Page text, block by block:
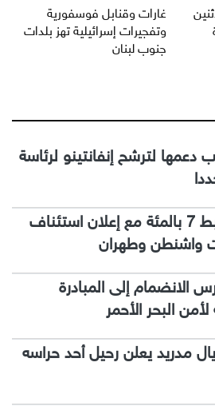
غارات وقنابل فوسفورية
وتفجيرات إسرائيلية تهز بلدات
جنوب لبنان
دعمها لترشح إنفانتينو لرئاسة
النفط يهبط 7 بالمئة مع إعلان استئناف
واشنطن وطهران
الانضمام إلى المبادرة
البحر الأحمر
مدريد يعلن رحيل أحد حراسه